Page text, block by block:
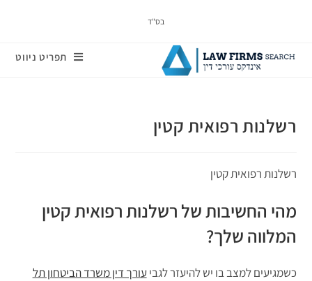
בס"ד
תפריט ניווט
רשלנות רפואית קטין
רשלנות רפואית קטין
מהי החשיבות של רשלנות רפואית קטין
המלווה שלך?
כשמגיעים למצב בו יש להיעזר לגבי עורך דין משרד הביטחון תל